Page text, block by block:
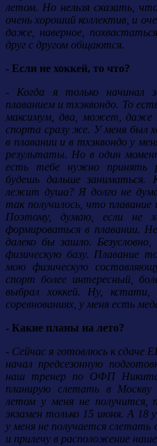
летом. Но нельзя сказать,
очень хороший коллектив, и
даже, наверное,
друг с другом общаются.
- Если не хоккей, то что?
- Когда я только начинал
плаванием и тхэквондо. То
максимум, два, может, даже
спорта сразу же. У меня был
в плавании и в тхэквондо у
результаты. Но в один
есть тебе нужно принять
будешь дальше
лежит душа? Я долго не
так получилось, что
Поэтому, думаю, если не
формироваться в плавании.
далеко бы зашло.
физическую базу. Плавание
мою физическую
спорт более интересный,
выбрал хоккей. Ну, кстати,
соревнованиях, у меня есть
- Какие планы на лето?
- Сейчас я готовлюсь к сдаче
начал предсезонную
наш тренер по ОФП
планирую слетать в
летом у меня не получится,
экзамен только 15 июня. А
у меня не получается
и прилечу в расположение